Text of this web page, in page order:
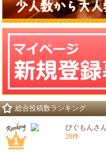
総合投稿数ランキング
ぴぐもんさ
28件